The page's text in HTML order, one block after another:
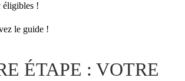
éligibles !
le guide !
ÉTAPE : VOTRE